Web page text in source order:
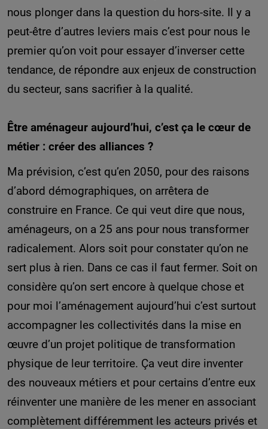
nous plonger dans la question du hors-site. Il y a
peut-être d’autres leviers mais c’est pour nous le
premier qu’on voit pour essayer d’inverser cette
tendance, de répondre aux enjeux de construction
du secteur, sans sacrifier à la qualité.
Être aménageur aujourd’hui, c’est ça le cœur de
métier : créer des alliances ?
Ma prévision, c’est qu’en 2050, pour des raisons
d’abord démographiques, on arrêtera de
construire en France. Ce qui veut dire que nous,
aménageurs, on a 25 ans pour nous transformer
radicalement. Alors soit pour constater qu’on ne
sert plus à rien. Dans ce cas il faut fermer. Soit on
considère qu’on sert encore à quelque chose et
pour moi l’aménagement aujourd’hui c’est surtout
accompagner les collectivités dans la mise en
œuvre d’un projet politique de transformation
physique de leur territoire. Ça veut dire inventer
des nouveaux métiers et pour certains d’entre eux
réinventer une manière de les mener en associant
complètement différemment les acteurs privés et